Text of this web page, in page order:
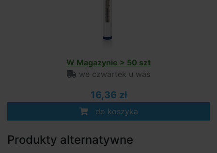
W Magazynie > 50 szt
we czwartek u was
16,36 zł
do koszyka
Produkty alternatywne